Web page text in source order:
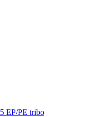
EP/PE tribo